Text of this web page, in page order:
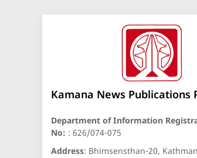
Kamana News Publications
Department of Information
No: : 626/074-075
Address: Bhimsensthan-20,